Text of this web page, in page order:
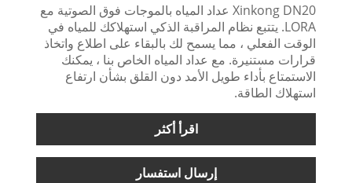
Xinkong DN20 عداد المياه بالموجات فوق الصوتية مع
LORA. يتتبع نظام المراقبة الذكي استهلاكك للمياه في
الوقت الفعلي ، مما يسمح لك بالبقاء على اطلاع واتخاذ
قرارات مستنيرة. مع عداد المياه الخاص بنا ، يمكنك
الاستمتاع بأداء طويل الأمد دون القلق بشأن ارتفاع
استهلاك الطاقة.
اقرأ أكثر
إرسال استفسار